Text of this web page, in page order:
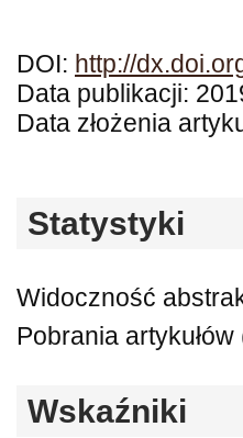
DOI: http://
Data publikacji:
Data złożenia
Statystyki
Widoczność
Pobrania
Wskaźniki